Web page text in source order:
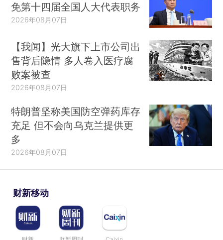
免第十四届全国人大代表职务
2026年08月07日
【我闻】光大旗下上市公司出
售背后隐情 多人卷入医疗腐
败案被查
2026年08月07日
特朗普坚称美国防空弹药库存
充足 但不会向乌克兰提供更
多
2026年08月07日
财新移动